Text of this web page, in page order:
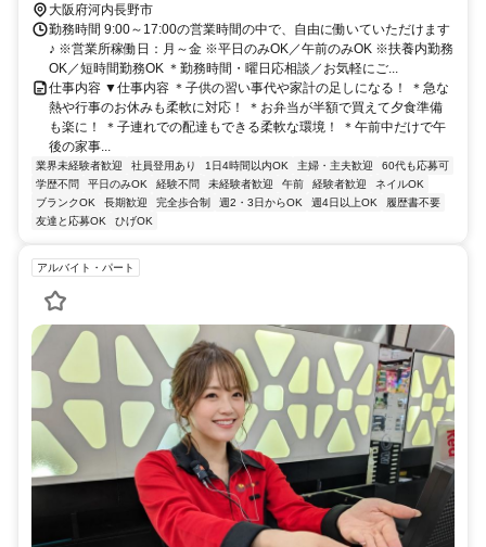
大阪府河内長野市
勤務時間 9:00～17:00の営業時間の中で、自由に働いていただけます
♪ ※営業所稼働日：月～金 ※平日のみOK／午前のみOK ※扶養内勤務
OK／短時間勤務OK ＊勤務時間・曜日応相談／お気軽にご...
仕事内容 ▼仕事内容 ＊子供の習い事代や家計の足しになる！ ＊急な
熱や行事のお休みも柔軟に対応！ ＊お弁当が半額で買えて夕食準備
も楽に！ ＊子連れでの配達もできる柔軟な環境！ ＊午前中だけで午
後の家事...
業界未経験者歓迎 社員登用あり 1日4時間以内OK 主婦・主夫歓迎
60代も応募可
学歴不問
平日のみOK 経験不問 未経験者歓迎 午前 経験者歓迎
ネイルOK
ブランクOK
長期歓迎 完全歩合制 週2・3日からOK 週4日以上OK
履歴書不要
友達と応募OK
ひげOK
アルバイト・パート